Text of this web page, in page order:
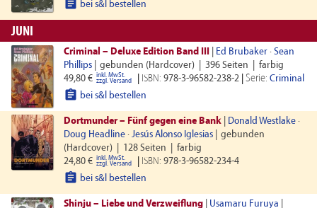
 bei s&l bestellen
JUNI
Criminal – Deluxe Edition Band III| Ed Brubaker · Sean
Phillips
gebunden (Hardcover) 396 Seiten
farbig
49,80 € inkl. MwSt.
zzgl. Versand ISBN: 978-3-96582-238-2 Serie: Criminal
 bei s&l bestellen
Dortmunder – Fünf gegen eine Bank| Donald Westlake ·
Doug Headline · Jesús Alonso Iglesias
gebunden
(Hardcover)
128 Seiten
farbig
24,80 € inkl. MwSt.
zzgl. Versand ISBN: 978-3-96582-234-4
 bei s&l bestellen
Shinju – Liebe und Verzweiflung| Usamaru Furuya